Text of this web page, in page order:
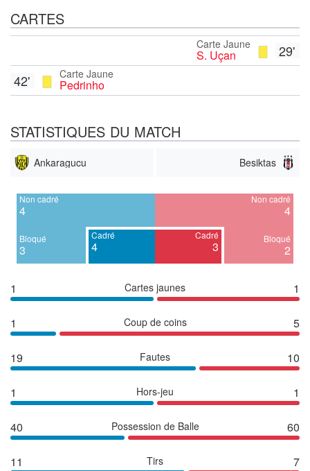
CARTES
29'
Carte Jaune
S. Uçan
Carte Jaune
Pedrinho
42'
STATISTIQUES DU MATCH
Ankaragucu Besiktas
Non cadré
4
Bloqué
3
Cadré
4
Cadré
3
Non cadré
4
Bloqué
2
1 Cartes jaunes 1
1 Coup de coins 5
19 Fautes 10
1 Hors-jeu 1
40 Possession de Balle 60
11 Tirs 7